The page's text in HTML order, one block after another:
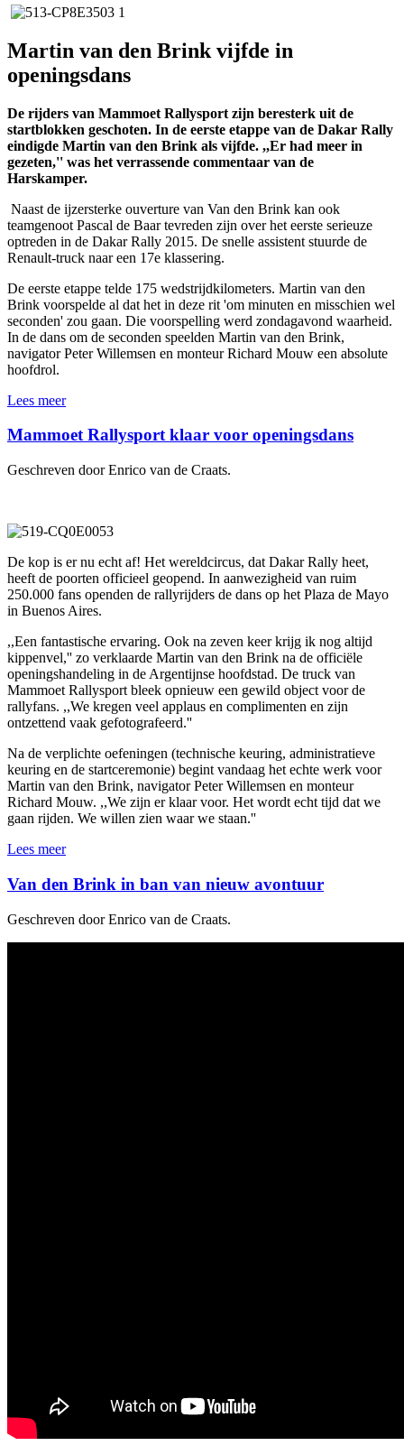
Martin van den Brink vijfde in
openingsdans
De rijders van Mammoet Rallysport zijn beresterk uit de
startblokken geschoten. In de eerste etappe van de Dakar Rally
eindigde Martin van den Brink als vijfde. ,,Er had meer in
gezeten,'' was het verrassende commentaar van de
Harskamper.
Naast de ijzersterke ouverture van Van den Brink kan ook
teamgenoot Pascal de Baar tevreden zijn over het eerste serieuze
optreden in de Dakar Rally 2015. De snelle assistent stuurde de
Renault-truck naar een 17e klassering.
De eerste etappe telde 175 wedstrijdkilometers. Martin van den
Brink voorspelde al dat het in deze rit 'om minuten en misschien wel
seconden' zou gaan. Die voorspelling werd zondagavond waarheid.
In de dans om de seconden speelden Martin van den Brink,
navigator Peter Willemsen en monteur Richard Mouw een absolute
hoofdrol.
Lees meer
Mammoet Rallysport klaar voor openingsdans
Geschreven door Enrico van de Craats.
De kop is er nu echt af! Het wereldcircus, dat Dakar Rally heet,
heeft de poorten officieel geopend. In aanwezigheid van ruim
250.000 fans openden de rallyrijders de dans op het Plaza de Mayo
in Buenos Aires.
,,Een fantastische ervaring. Ook na zeven keer krijg ik nog altijd
kippenvel,'' zo verklaarde Martin van den Brink na de officiële
openingshandeling in de Argentijnse hoofdstad. De truck van
Mammoet Rallysport bleek opnieuw een gewild object voor de
rallyfans. ,,We kregen veel applaus en complimenten en zijn
ontzettend vaak gefotografeerd.''
Na de verplichte oefeningen (technische keuring, administratieve
keuring en de startceremonie) begint vandaag het echte werk voor
Martin van den Brink, navigator Peter Willemsen en monteur
Richard Mouw. ,,We zijn er klaar voor. Het wordt echt tijd dat we
gaan rijden. We willen zien waar we staan.''
Lees meer
Van den Brink in ban van nieuw avontuur
Geschreven door Enrico van de Craats.